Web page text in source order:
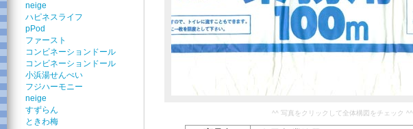
neige
ハピネスライフ
pPod
ファースト
コンビネーションドール
コンビネーションドール
小浜湯せんぺい
フジハーモニー
neige
すずらん
ときわ梅
^^ 写真をクリックして全体構図をチェック ^^